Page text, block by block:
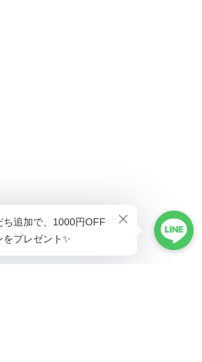
ショップに質問する